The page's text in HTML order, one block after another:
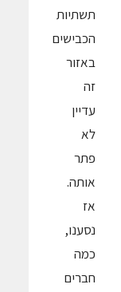
תשתיות
הכבישים
באזור
זה
עדיין
לא
פתר
אותה.
אז
נסענו,
כמה
חברים